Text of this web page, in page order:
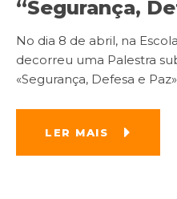
“Segurança,
No dia 8 de abril, na
decorreu uma Palestra
«Segurança, Defesa e
LER MAIS